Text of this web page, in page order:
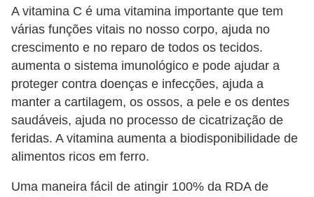
A vitamina C é uma vitamina importante que tem
várias funções vitais no nosso corpo, ajuda no
crescimento e no reparo de todos os tecidos.
aumenta o sistema imunológico e pode ajudar a
proteger contra doenças e infecções, ajuda a
manter a cartilagem, os ossos, a pele e os dentes
saudáveis, ajuda no processo de cicatrização de
feridas. A vitamina aumenta a biodisponibilidade de
alimentos ricos em ferro.
Uma maneira fácil de atingir 100% da RDA de